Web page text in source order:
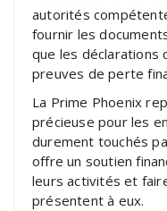
autorités
fournir les
que les déclarations
preuves de perte
La Prime Phoenix
précieuse pour les
durement touchés
offre un soutien
leurs activités et
présentent à eux.